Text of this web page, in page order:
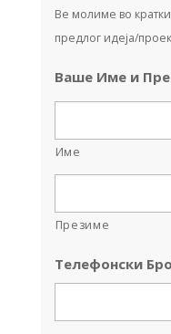
Ве молиме во кратки
предлог идеја/
Ваше Име и
Име
Презиме
Телефонски